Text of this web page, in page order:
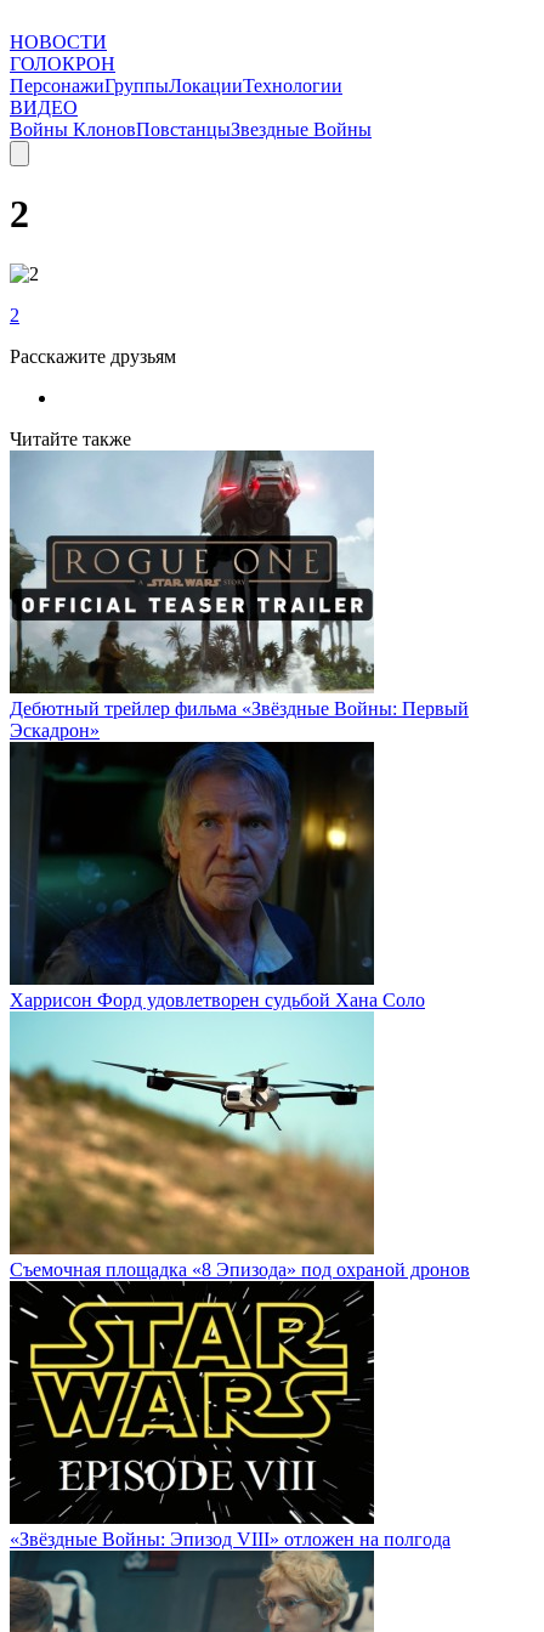
НОВОСТИ
ГОЛОКРОН
ПерсонажиГруппыЛокацииТехнологии
ВИДЕО
Войны КлоновПовстанцыЗвездные Войны
2
2
Расскажите друзьям
Читайте также
Дебютный трейлер фильма «Звёздные Войны: Первый
Эскадрон»
Харрисон Форд удовлетворен судьбой Хана Соло
Cъемочная площадка «8 Эпизода» под охраной дронов
«Звёздные Войны: Эпизод VIII» отложен на полгода